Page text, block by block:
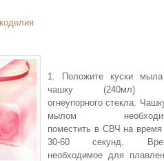
1. Положите куски
чашку (240мл)
огнеупорного стекла.
мылом
поместить в СВЧ на время
30-60 секунд.
необходимое для